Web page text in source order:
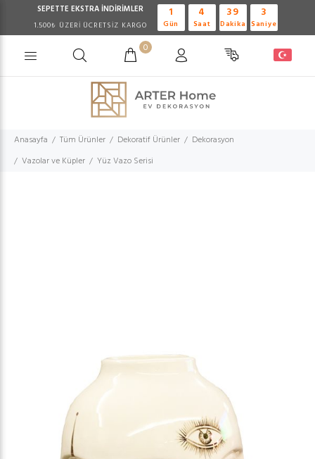
SEPETTE EKSTRA İNDİRİMLER
1.500₺ ÜZERİ ÜCRETSİZ KARGO
1
Gün
4
Saat
39
Dakika
2
Saniye
0
Anasayfa Tüm Ürünler Dekoratif Ürünler
Dekorasyon
Vazolar ve Küpler
Yüz Vazo Serisi